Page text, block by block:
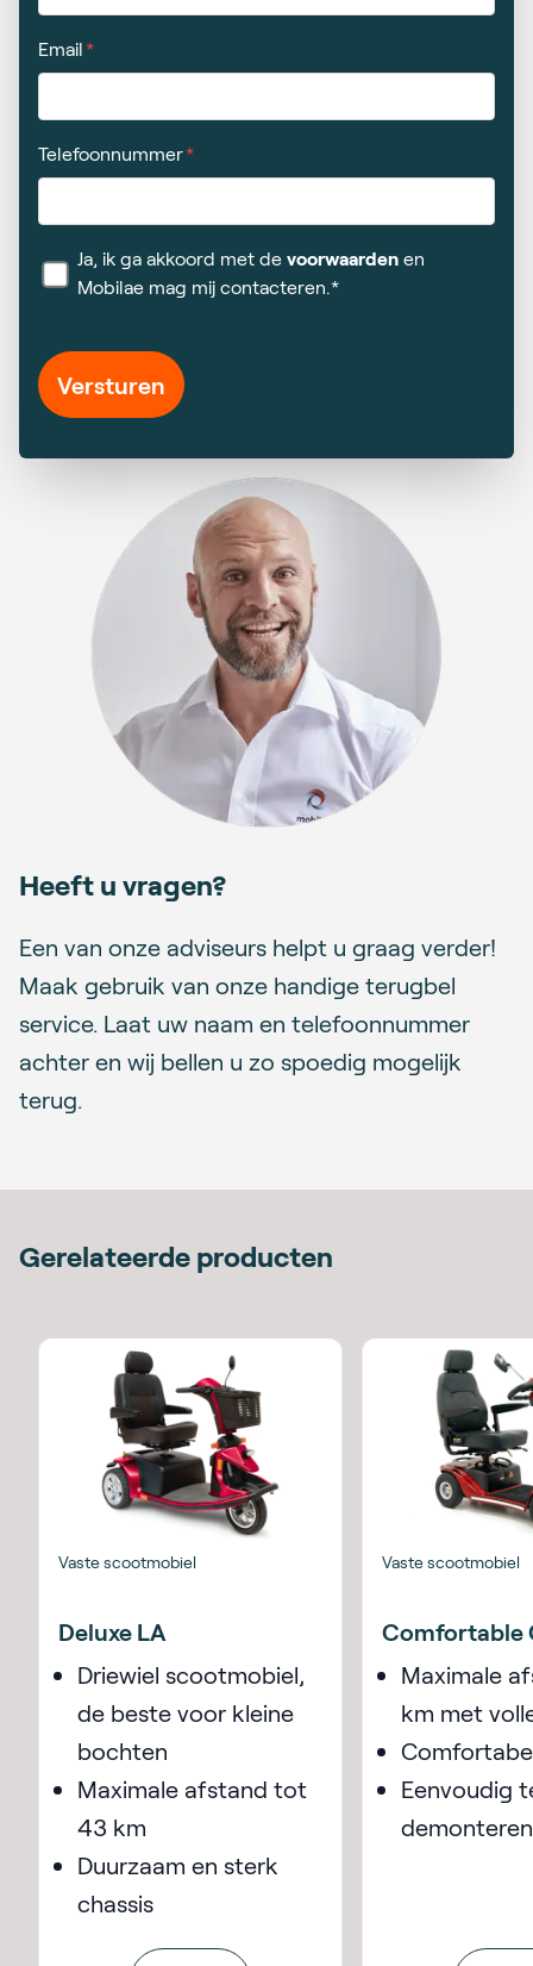
Heeft u vragen?
Een van onze adviseurs helpt u graag verder!
Maak gebruik van onze handige terugbel
service. Laat uw naam en telefoonnummer
achter en wij bellen u zo spoedig mogelijk
terug.
Email
Telefoonnummer
Ja, ik ga akkoord met de voorwaarden en
Mobilae mag mij contacteren.*
Versturen
Gerelateerde producten
Vaste scootmobiel
Deluxe LA
Driewiel scootmobiel,
de beste voor kleine
bochten
Maximale afstand tot
43 km
Duurzaam en sterk
chassis
Vaste scootmobiel
Comfortable
Maximale
km met
Eenvoudig
demonteren